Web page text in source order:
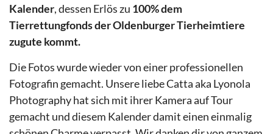
Kalender, dessen Erlös zu 100% dem
Tierrettungfonds der Oldenburger Tierheimtiere
zugute kommt.
Die Fotos wurde wieder von einer professionellen
Fotografin gemacht. Unsere liebe Catta aka Lyonola
Photography hat sich mit ihrer Kamera auf Tour
gemacht und diesem Kalender damit einen einmalig